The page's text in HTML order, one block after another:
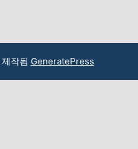
작됨 GeneratePress